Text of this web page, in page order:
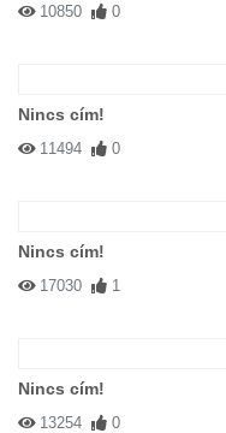
10850 0
Nincs cím!
11494 0
Nincs cím!
17030 1
Nincs cím!
13254 0